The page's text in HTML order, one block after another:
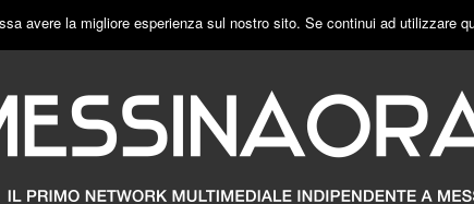
avere la migliore esperienza sul nostro sito. Se continui ad utilizzare